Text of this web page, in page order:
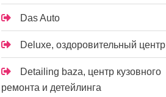
Das Auto
Deluxe, оздоровительный центр
Detailing baza, центр кузовного
ремонта и детейлинга